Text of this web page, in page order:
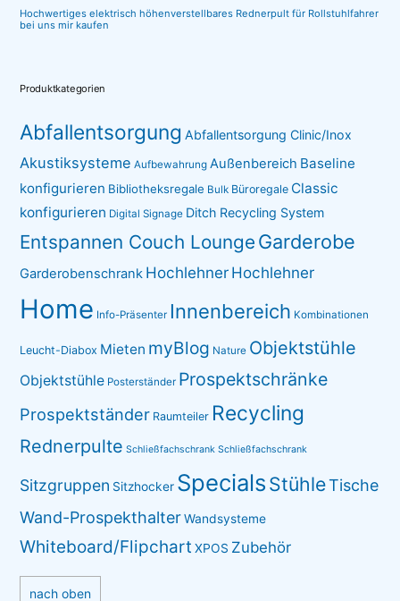
Hochwertiges elektrisch höhenverstellbares Rednerpult für Rollstuhlfahrer
bei uns mir kaufen
Produktkategorien
Abfallentsorgung Abfallentsorgung Clinic/Inox
Akustiksysteme Aufbewahrung Außenbereich Baseline
konfigurieren Bibliotheksregale Bulk Büroregale Classic
konfigurieren Digital Signage Ditch Recycling System
Entspannen Couch Lounge Garderobe
Garderobenschrank HochlehnerHochlehner
Home Info-Präsenter Innenbereich Kombinationen
Leucht-Diabox Mieten myBlog Nature Objektstühle
Objektstühle Posterständer Prospektschränke
Prospektständer Raumteiler Recycling
Rednerpulte Schließfachschrank Schließfachschrank
Sitzgruppen Sitzhocker SpecialsStühleTische
Wand-ProspekthalterWandsysteme
Whiteboard/Flipchart XPOS Zubehör
nach oben